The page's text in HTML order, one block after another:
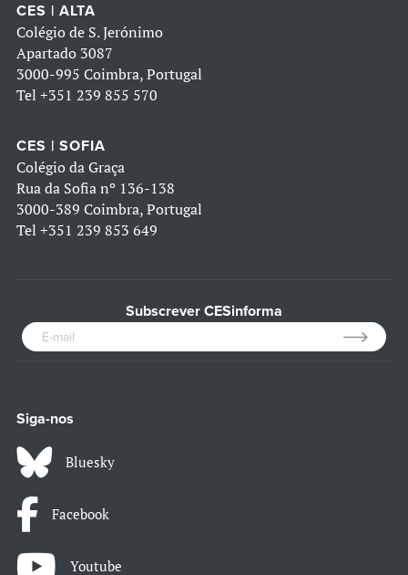
CES | ALTA
Colégio de S. Jerónimo
Apartado 3087
3000-995 Coimbra, Portugal
Tel +351 239 855 570
CES | SOFIA
Colégio da Graça
Rua da Sofia nº 136-138
3000-389 Coimbra, Portugal
Tel +351 239 853 649
Subscrever CESinforma
Siga-nos
Bluesky
Facebook
Youtube